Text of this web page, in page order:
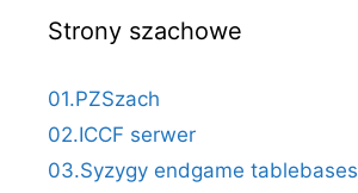
Strony szachowe
01.PZSzach
02.ICCF serwer
03.Syzygy endgame tablebases